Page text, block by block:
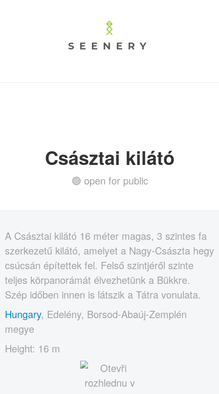
SEENERY
Császtai kilátó
🟢 open for public
A Császtai kilátó 16 méter magas, 3 szintes fa
szerkezetű kilátó, amelyet a Nagy-Császta hegy
csúcsán építettek fel. Felső szintjéről szinte
teljes körpanorámát élvezhetünk a Bükkre.
Szép időben innen is látszik a Tátra vonulata.
Hungary, Edelény, Borsod-Abaúj-Zemplén
megye
Height: 16 m